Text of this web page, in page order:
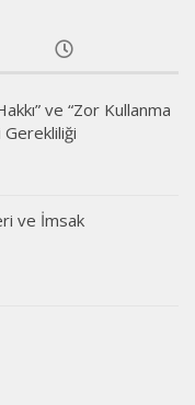
ve “Zor Kullanma
Gerekliliği
ve İmsak